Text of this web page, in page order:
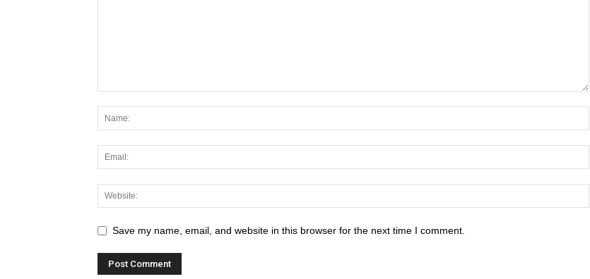
Save my name, email, and website in this browser for the next time I comment.